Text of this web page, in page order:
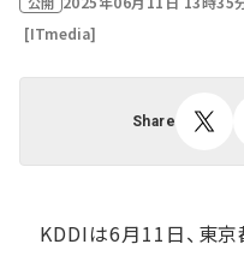
[ITmedia]
Share
KDDIは6月11日、東